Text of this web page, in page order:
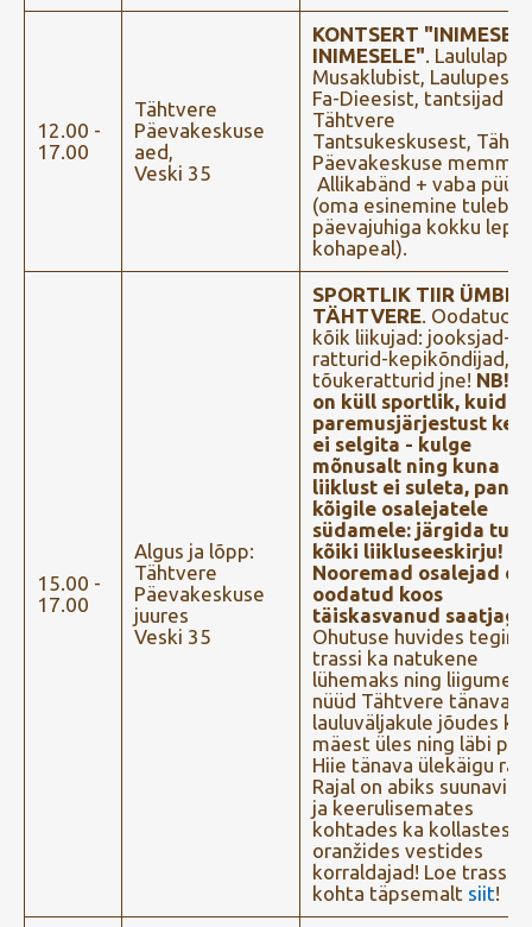
12.00 -
17.00
Tähtvere
Päevakeskuse
aed,
Veski 35
KONTSERT
INIMESELE".
Musaklubist,
Fa-Dieesist, tantsijad
Tähtvere
Tantsukeskusest,
Päevakeskuse
Allikabänd + vaba
(oma esinemine tuleb
päevajuhiga kokku
kohapeal).
15.00 -
17.00
Algus ja lõpp:
Tähtvere
Päevakeskuse
juures
Veski 35
SPORTLIK TIIR ÜMBER
TÄHTVERE. Oodatud
kõik liikujad: jooksjad-
ratturid-kepikõndijad,
tõukeratturid jne! NB!
on küll sportlik, kuid
paremusjärjestust
ei selgita - kulge
mõnusalt ning kuna
liiklust ei suleta,
kõigile osalejatele
südamele: järgida
kõiki liikluseeskirju!
Nooremad osalejad on
oodatud koos
täiskasvanud
Ohutuse huvides
trassi ka natukene
lühemaks ning liigume
nüüd Tähtvere tänavalt
lauluväljakule jõudes
mäest üles ning läbi
Hiie tänava ülekäigu
Rajal on abiks
ja keerulisemates
kohtades ka kollastes-
oranžides vestides
korraldajad! Loe trassi
kohta täpsemalt siit!